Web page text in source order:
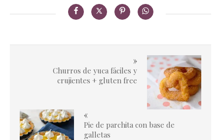
»
Churros de yuca fáciles y
crujientes + gluten free
«
Pie de parchita con base de
galletas